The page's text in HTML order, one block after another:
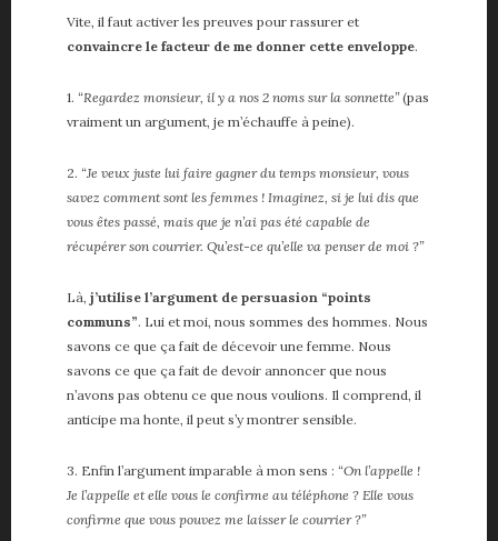
Vite, il faut activer les preuves pour rassurer et
convaincre le facteur de me donner cette enveloppe.
1. “Regardez monsieur, il y a nos 2 noms sur la sonnette”(pas
vraiment un argument, je m’échauffe à peine).
2. “Je veux juste lui faire gagner du temps monsieur, vous
savez comment sont les femmes ! Imaginez, si je lui dis que
vous êtes passé, mais que je n’ai pas été capable de
récupérer son courrier. Qu’est-ce qu’elle va penser de moi ?”
Là, j’utilise l’argument de persuasion “points
communs”. Lui et moi, nous sommes des hommes. Nous
savons ce que ça fait de décevoir une femme. Nous
savons ce que ça fait de devoir annoncer que nous
n’avons pas obtenu ce que nous voulions. Il comprend, il
anticipe ma honte, il peut s’y montrer sensible.
3. Enfin l’argument imparable à mon sens : “On l’appelle !
Je l’appelle et elle vous le confirme au téléphone ? Elle vous
confirme que vous pouvez me laisser le courrier ?”